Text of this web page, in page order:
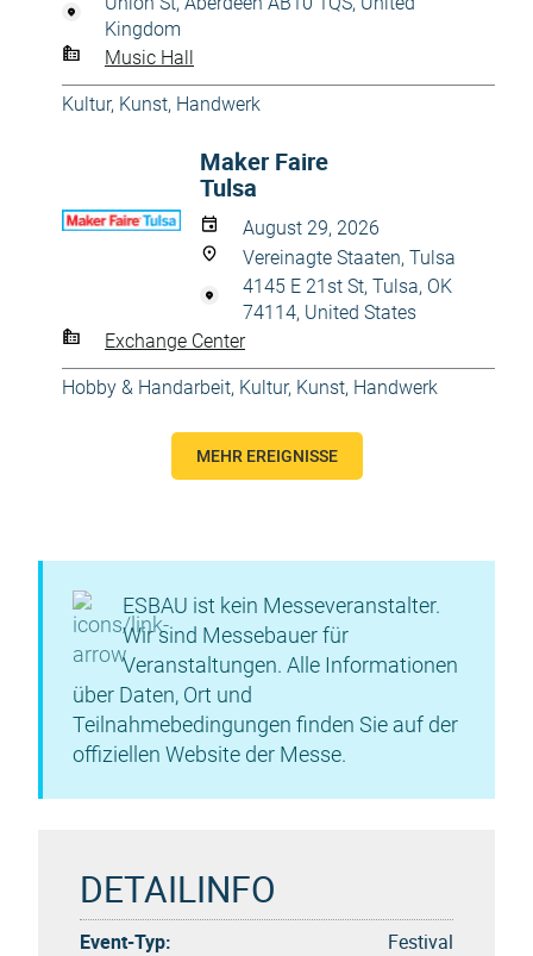
Kingdom
Music Hall
Kultur, Kunst, Handwerk
Maker Faire
Tulsa
August 29, 2026
Vereinagte Staaten, Tulsa
4145 E 21st St, Tulsa, OK
74114, United States
Exchange Center
Hobby & Handarbeit, Kultur, Kunst, Handwerk
MEHR EREIGNISSE
ESBAU ist kein Messeveranstalter.
Wir sind Messebauer für
Veranstaltungen. Alle Informationen
über Daten, Ort und
Teilnahmebedingungen finden Sie auf der
offiziellen Website der Messe.
DETAILINFO
Event-Typ:
Festival